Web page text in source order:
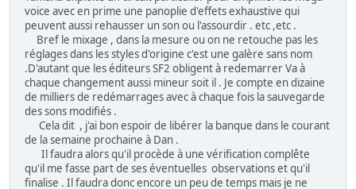
voice avec en prime une panoplie d'effets exhaustive qui
peuvent aussi rehausser un son ou l'assourdir . etc ,etc .
Bref le mixage , dans la mesure ou on ne retouche pas les
réglages dans les styles d'origine c'est une galère sans nom
.D'autant que les éditeurs SF2 obligent à redemarrer Va à
chaque changement aussi mineur soit il . Je compte en dizaine
de milliers de redémarrages avec à chaque fois la sauvegarde
des sons modifiés .
Cela dit , j'ai bon espoir de libérer la banque dans le courant
de la semaine prochaine à Dan .
Il faudra alors qu'il procède à une vérification complête
qu'il me fasse part de ses éventuelles observations et qu'il
finalise . Il faudra donc encore un peu de temps mais je ne